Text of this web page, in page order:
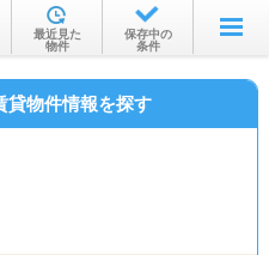
探す
線・駅から
最近見た
物件
保存中の
条件
貸物件情報を探す